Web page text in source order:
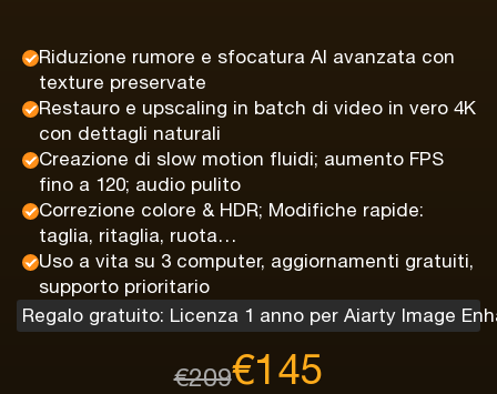
Riduzione rumore e sfocatura AI avanzata con
texture preservate
Restauro e upscaling in batch di video in vero 4K
con dettagli naturali
Creazione di slow motion fluidi; aumento FPS
fino a 120; audio pulito
Correzione colore & HDR; Modifiche rapide:
taglia, ritaglia, ruota…
Uso a vita su 3 computer, aggiornamenti gratuiti,
supporto prioritario
Regalo gratuito: Licenza 1 anno per Aiarty Image
€209€145